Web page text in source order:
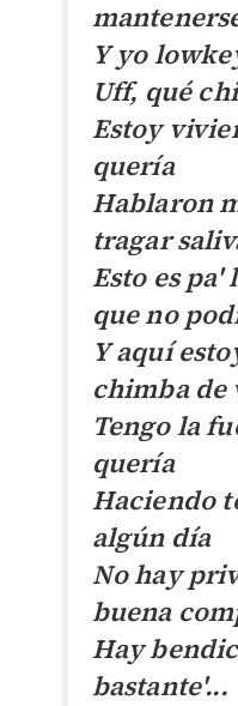
Y yo
Uff, qué
Estoy
quería
Hablaron
tragar
Esto es
que no
Y aquí
chimba de
Tengo la
quería
Haciendo
algún día
No hay
buena
Hay
bastante'...